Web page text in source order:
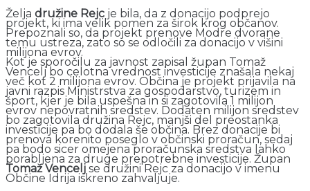
Želja družine Rejc je bila, da z donacijo podprejo
projekt, ki ima velik pomen za širok krog občanov.
Prepoznali so, da projekt prenove Modre dvorane
temu ustreza, zato so se odločili za donacijo v višini
milijona evrov.
Kot je sporočilu za javnost zapisal župan Tomaž
Vencelj bo celotna vrednost investicije znašala nekaj
več kot 2 milijona evrov. Občina je projekt prijavila na
javni razpis Ministrstva za gospodarstvo, turizem in
šport, kjer je bila uspešna in si zagotovila 1 milijon
evrov nepovratnih sredstev. Dodaten milijon sredstev
bo zagotovila družina Rejc, manjši del preostanka
investicije pa bo dodala še občina. Brez donacije bi
prenova korenito poseglo v občinski proračun, sedaj
pa bodo sicer omejena proračunska sredstva lahko
porabljena za druge prepotrebne investicije. Župan
Tomaž Vencelj se družini Rejc za donacijo v imenu
Občine Idrija iskreno zahvaljuje.